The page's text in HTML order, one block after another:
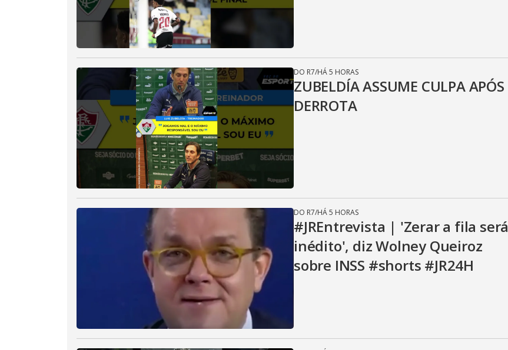
DO R7/HÁ 5 HORAS
ZUBELDÍA ASSUME CULPA APÓS
DERROTA
DO R7/HÁ 5 HORAS
#JREntrevista | 'Zerar a fila será
inédito', diz Wolney Queiroz
sobre INSS #shorts #JR24H